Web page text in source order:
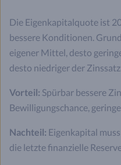
Die Eigenkapitalquote ist
bessere Konditionen.
eigener Mittel, desto
desto niedriger der Zinssatz.
Vorteil: Spürbar bessere
Bewilligungschance,
Nachteil: Eigenkapital
die letzte finanzielle